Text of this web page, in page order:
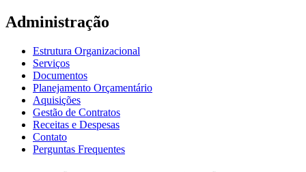
Administração
Estrutura Organizacional
Serviços
Documentos
Planejamento Orçamentário
Aquisições
Gestão de Contratos
Receitas e Despesas
Contato
Perguntas Frequentes